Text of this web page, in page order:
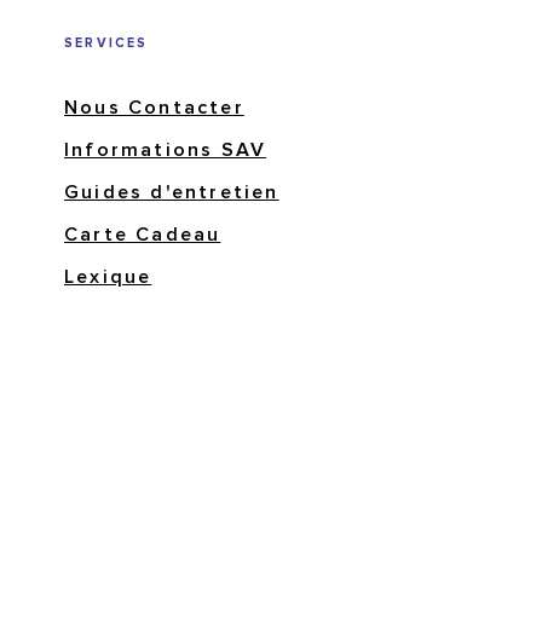
SERVICES
Nous Contacter
Informations SAV
Guides d'entretien
Carte Cadeau
Lexique